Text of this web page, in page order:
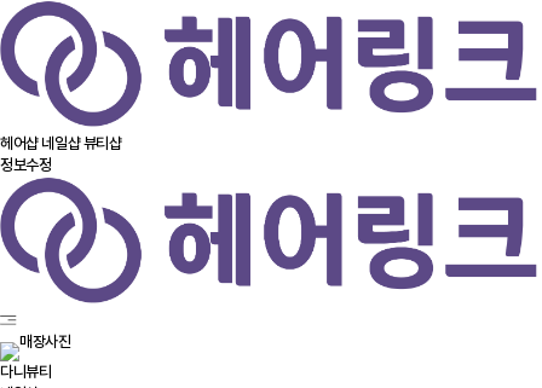
헤어샵 네일샵뷰티샵
정보수정
다니뷰티